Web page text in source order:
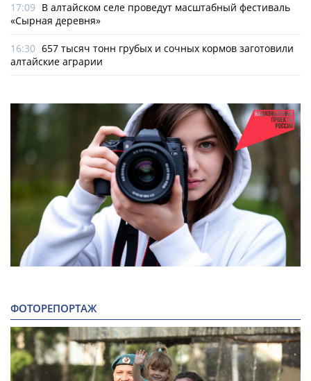
17:09 В алтайском селе проведут масштабный фестиваль
«Сырная деревня»
16:30 657 тысяч тонн грубых и сочных кормов заготовили
алтайские аграрии
ФОТОРЕПОРТАЖ